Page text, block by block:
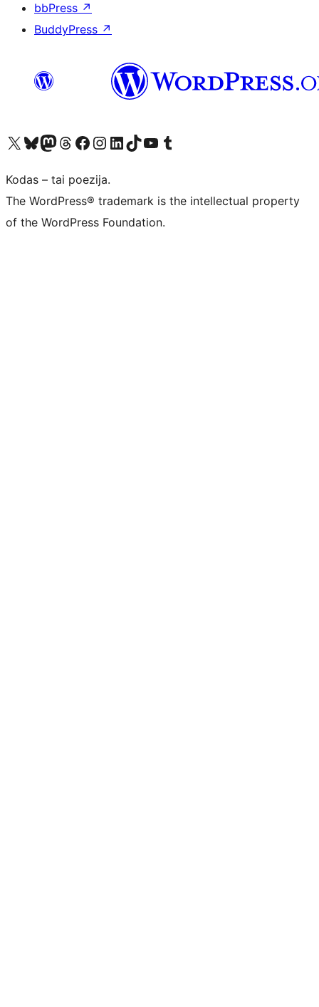
bbPress ↗
BuddyPress ↗
Visit our X (formerly Twitter) account
Apsilankykite mūsų Bluesky paskyroje
Visit our Mastodon account
Apsilankykite mūsų Threads paskyroje
Visit our Facebook page
Visit our Instagram account
Visit our LinkedIn account
Apsilankykite mūsų TikTok paskyroje
Visit our YouTube channel
Apsilankykite mūsų Tumblr paskyroje
Kodas – tai poezija.
The WordPress® trademark is the intellectual property
of the WordPress Foundation.